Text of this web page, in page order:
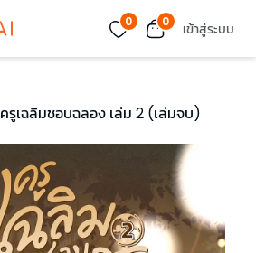
0 0 เข้าสู่ระบบ
ครูเฉลิมชอบฉลอง เล่ม 2 (เล่มจบ)